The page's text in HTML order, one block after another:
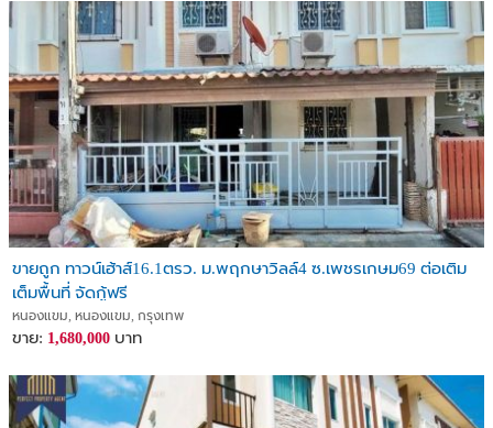
ขายถูก ทาวน์เฮ้าส์16.1ตรว. ม.พฤกษาวิลล์4 ซ.เพชรเกษม69 ต่อเติม
เต็มพื้นที่ จัดกู้ฟรี
หนองแขม, หนองแขม, กรุงเทพ
ขาย: 1,680,000 บาท